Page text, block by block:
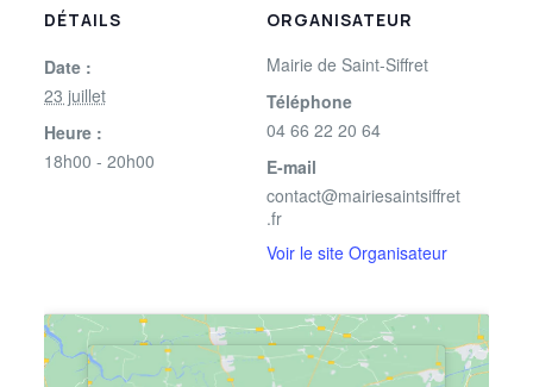
DÉTAILS
Date :
23 juillet
Heure :
18h00 - 20h00
ORGANISATEUR
Mairie de Saint-Siffret
Téléphone
04 66 22 20 64
E-mail
contact@mairiesaintsiffret
.fr
Voir le site Organisateur